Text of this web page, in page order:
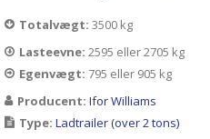
Totalvægt: 3500 kg
Lasteevne: 2595 eller 2705 kg
Egenvægt: 795 eller 905 kg
Producent: Ifor Williams
Type: Ladtrailer (over 2 tons)